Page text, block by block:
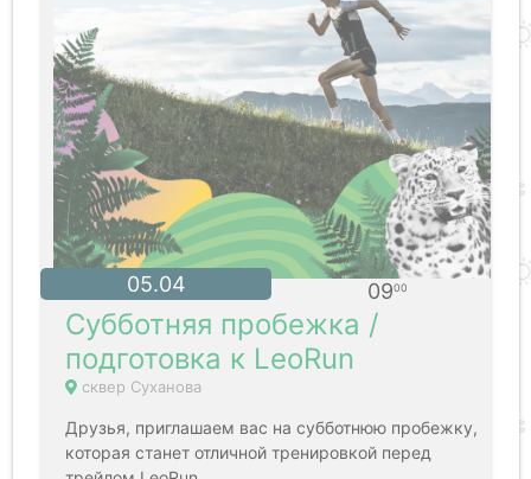
05.04 0900
Субботняя пробежка /
подготовка к LeoRun
сквер Суханова
Друзья, приглашаем вас на субботнюю пробежку,
которая станет отличной тренировкой перед